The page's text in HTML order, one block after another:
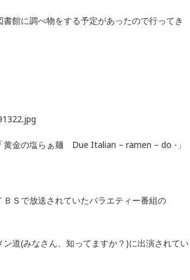
書館に調べ物をする予定があったので行ってき
黄金の塩らぁ麺 Due Italian – ramen – do -」
ＢＳで放送されていたバラエティー番組の
ン道(みなさん、知ってますか？)に出演されてい